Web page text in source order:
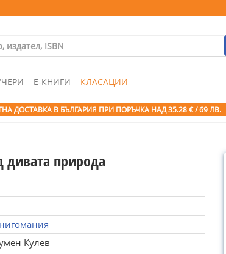
Е-КНИГИ КЛАСАЦИИ
ДОСТАВКА В БЪЛГАРИЯ ПРИ ПОРЪЧКА НАД 35.28 € / 69 ЛВ.
дивата природа
Кулев